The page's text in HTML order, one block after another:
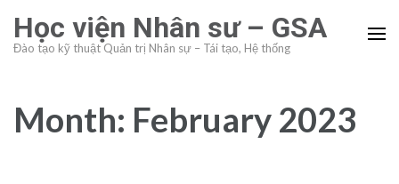
content
Enter)
Học viện Nhân sư – GSA
Đào tạo kỹ thuật Quản trị Nhân sự – Tái tạo, Hệ thống
Month: February 2023